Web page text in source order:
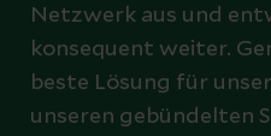
Netzwerk aus und
konsequent weiter.
beste Lösung für
unseren gebündelten